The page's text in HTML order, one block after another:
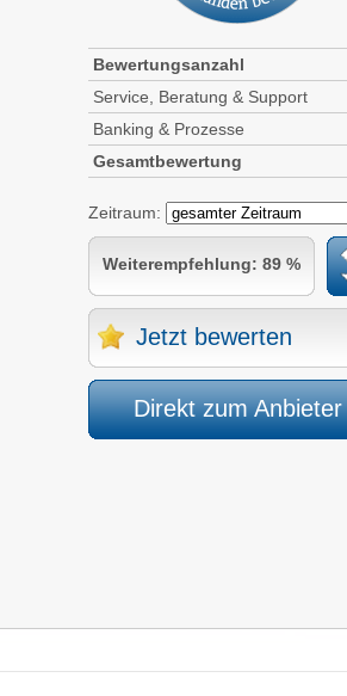
Bewertungsanzahl
Service, Beratung & Support
Banking & Prozesse
Gesamtbewertung
Zeitraum:
Weiterempfehlung: 89 %
Jetzt bewerten
Direkt zum Anbieter